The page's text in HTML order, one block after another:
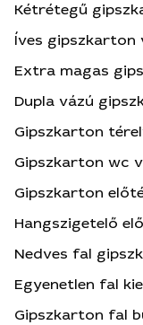
Kétrétegű
Íves gipszkarton
Extra magas
Dupla vázú
Gipszkarton
Gipszkarton wc
Gipszkarton
Hangszigetelő
Nedves fal
Egyenetlen fal
Gipszkarton fal